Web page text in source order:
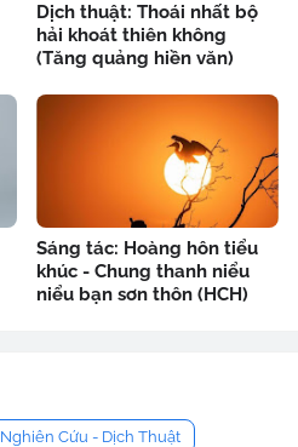
Dịch thuật: Thoái nhất bộ
hải khoát thiên không
(Tăng quảng hiền văn)
Sáng tác: Hoàng hôn tiểu
khúc - Chung thanh niểu
niểu bạn sơn thôn (HCH)
Nghiên Cứu - Dịch Thuật